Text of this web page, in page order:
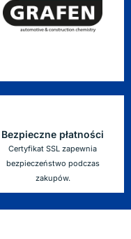
Bezpieczne płatności
Certyfikat SSL zapewnia
bezpieczeństwo podczas
zakupów.